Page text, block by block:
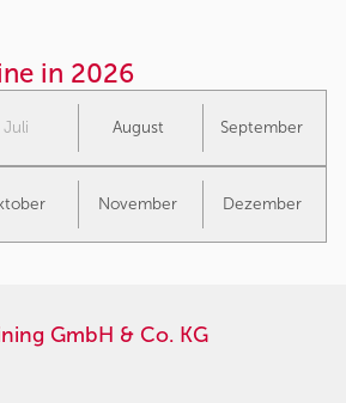
in 2026
Juli August September
November Dezember
GmbH & Co. KG